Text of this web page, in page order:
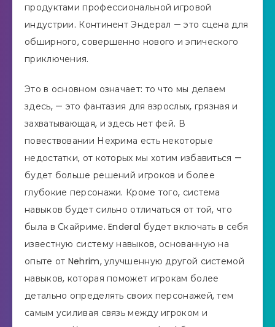
продуктами профессиональной игровой
индустрии. Континент Эндерал — это сцена для
обширного, совершенно нового и эпического
приключения.
Это в основном означает: то что мы делаем
здесь, — это фантазия для взрослых, грязная и
захватывающая, и здесь нет фей. В
повествовании Нехрима есть некоторые
недостатки, от которых мы хотим избавиться —
будет больше решений игроков и более
глубокие персонажи. Кроме того, система
навыков будет сильно отличаться от той, что
была в Скайриме. Enderal будет включать в себя
известную систему навыков, основанную на
опыте от Nehrim, улучшенную другой системой
навыков, которая поможет игрокам более
детально определять своих персонажей, тем
самым усиливая связь между игроком и